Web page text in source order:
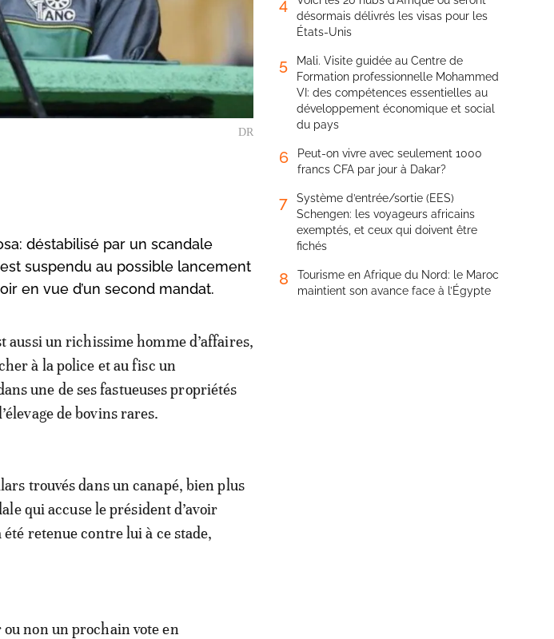
DR
déstabilisé par un scandale
suspendu au possible lancement
en vue d’un second mandat.
aussi un richissime homme d’affaires,
à la police et au fisc un
une de ses fastueuses propriétés
de bovins rares.
trouvés dans un canapé, bien plus
qui accuse le président d’avoir
été retenue contre lui à ce stade,
non un prochain vote en
4
désormais délivrés les visas pour les
États-Unis
5
Mali. Visite guidée au Centre de
Formation professionnelle Mohammed
VI: des compétences essentielles au
développement économique et social
du pays
6
Peut-on vivre avec seulement 1000
francs CFA par jour à Dakar?
7
Système d’entrée/sortie (EES)
Schengen: les voyageurs africains
exemptés, et ceux qui doivent être
fichés
8
Tourisme en Afrique du Nord: le Maroc
maintient son avance face à l’Égypte